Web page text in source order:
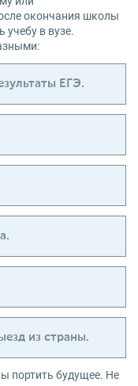
окончания школы
учебу в вузе.
ЕГЭ.
из страны.
портить будущее. Не